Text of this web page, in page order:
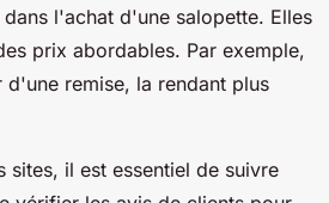
l'achat d'une salopette. Elles
prix abordables. Par exemple,
remise, la rendant plus
il est essentiel de suivre